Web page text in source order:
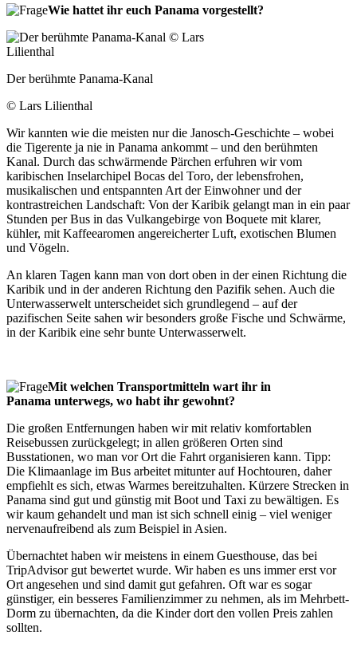
Wie hattet ihr euch Panama vorgestellt?
Der berühmte Panama-Kanal
© Lars Lilienthal
Wir kannten wie die meisten nur die Janosch-Geschichte – wobei
die Tigerente ja nie in Panama ankommt – und den berühmten
Kanal. Durch das schwärmende Pärchen erfuhren wir vom
karibischen Inselarchipel Bocas del Toro, der lebensfrohen,
musikalischen und entspannten Art der Einwohner und der
kontrastreichen Landschaft: Von der Karibik gelangt man in ein paar
Stunden per Bus in das Vulkangebirge von Boquete mit klarer,
kühler, mit Kaffeearomen angereicherter Luft, exotischen Blumen
und Vögeln.
An klaren Tagen kann man von dort oben in der einen Richtung die
Karibik und in der anderen Richtung den Pazifik sehen. Auch die
Unterwasserwelt unterscheidet sich grundlegend – auf der
pazifischen Seite sahen wir besonders große Fische und Schwärme,
in der Karibik eine sehr bunte Unterwasserwelt.
Mit welchen Transportmitteln wart ihr in
Panama unterwegs, wo habt ihr gewohnt?
Die großen Entfernungen haben wir mit relativ komfortablen
Reisebussen zurückgelegt; in allen größeren Orten sind
Busstationen, wo man vor Ort die Fahrt organisieren kann. Tipp:
Die Klimaanlage im Bus arbeitet mitunter auf Hochtouren, daher
empfiehlt es sich, etwas Warmes bereitzuhalten. Kürzere Strecken in
Panama sind gut und günstig mit Boot und Taxi zu bewältigen. Es
wir kaum gehandelt und man ist sich schnell einig – viel weniger
nervenaufreibend als zum Beispiel in Asien.
Übernachtet haben wir meistens in einem Guesthouse, das bei
TripAdvisor gut bewertet wurde. Wir haben es uns immer erst vor
Ort angesehen und sind damit gut gefahren. Oft war es sogar
günstiger, ein besseres Familienzimmer zu nehmen, als im Mehrbett-
Dorm zu übernachten, da die Kinder dort den vollen Preis zahlen
sollten.